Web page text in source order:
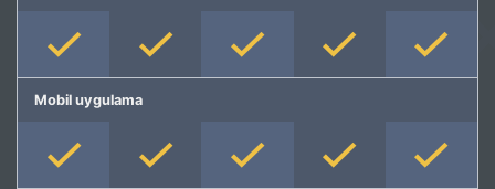
Mobil uygulama